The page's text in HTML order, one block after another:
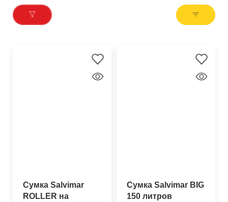
Сумка Salvimar
ROLLER на
Сумка Salvimar BIG
150 литров